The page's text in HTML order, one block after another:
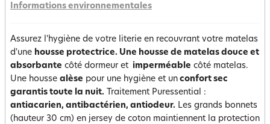
Informations environnementales
Assurez l'hygiène de votre literie en recouvrant votre matelas
d'une housse protectrice. Une housse de matelas douce et
absorbante côté dormeur et imperméable côté matelas.
Une housse alèse pour une hygiène et un confort sec
garantis toute la nuit. Traitement Puressential :
antiacarien, antibactérien, antiodeur. Les grands bonnets
(hauteur 30 cm) en jersey de coton maintiennent la protection